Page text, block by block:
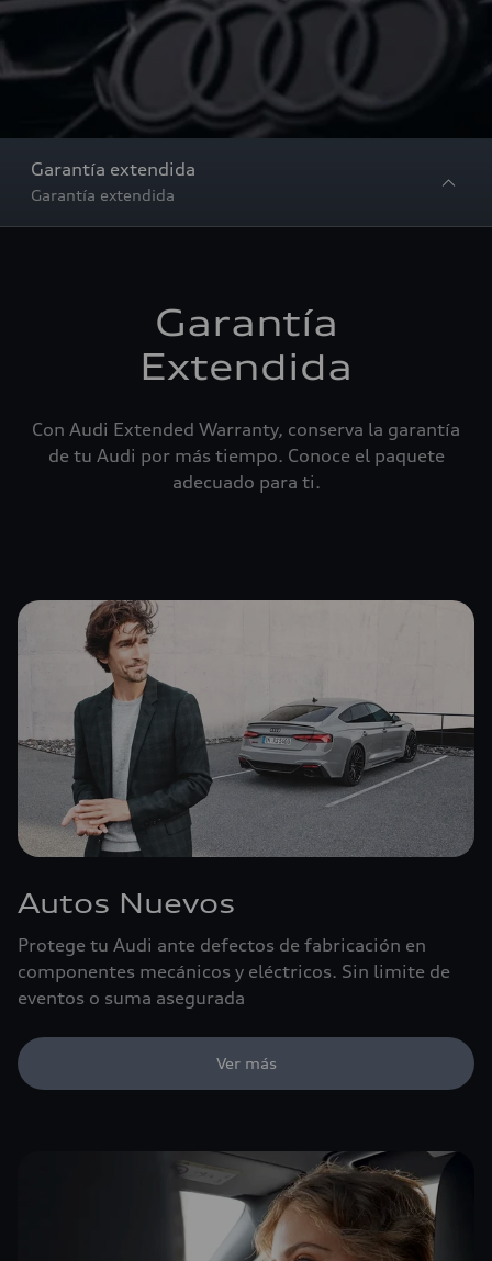
Garantía extendida
Garantía extendida
Garantía
Extendida
Con Audi Extended Warranty, conserva la garantía
de tu Audi por más tiempo. Conoce el paquete
adecuado para ti.
Autos Nuevos
Protege tu Audi ante defectos de fabricación en
componentes mecánicos y eléctricos. Sin limite de
eventos o suma asegurada
Ver más